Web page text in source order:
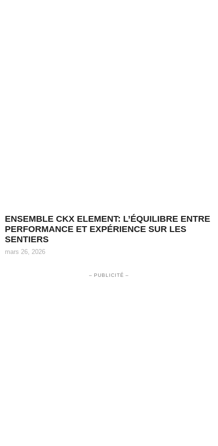
ENSEMBLE CKX ELEMENT: L’ÉQUILIBRE ENTRE
PERFORMANCE ET EXPÉRIENCE SUR LES
SENTIERS
mars 26, 2026
– PUBLICITÉ –